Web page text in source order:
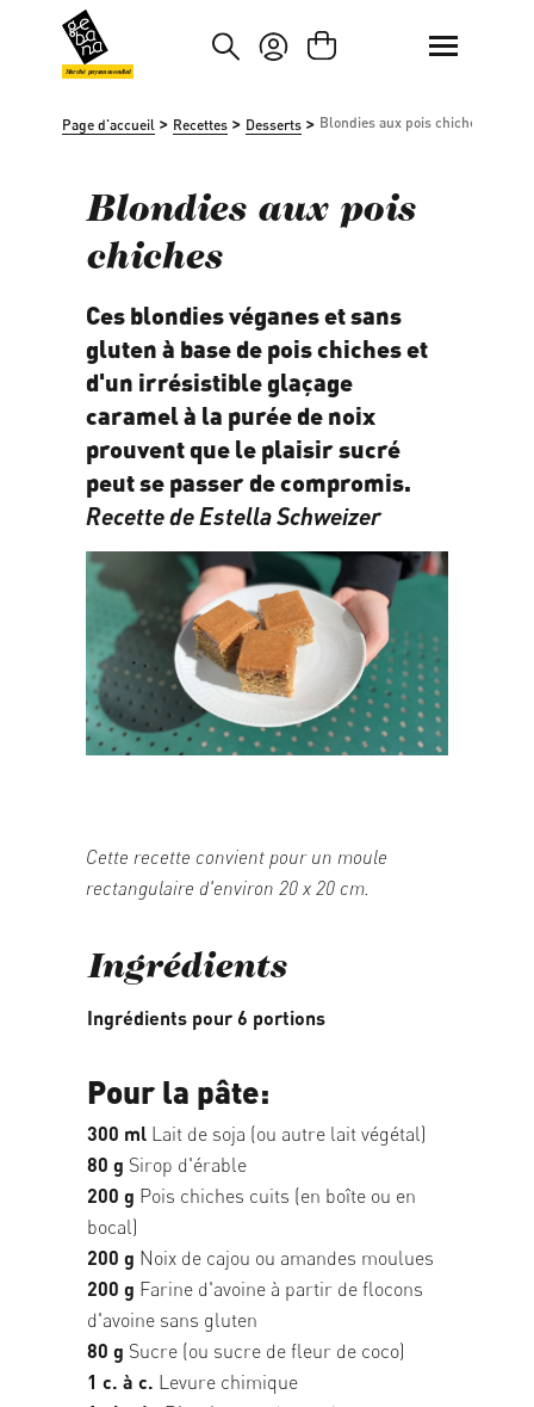
au contenu principal
Passer à la recherche
Marché paysan mondial
Page d'accueil > Recettes > Desserts > Blondies aux pois chiches
Blondies aux pois
chiches
Ces blondies véganes et sans
gluten à base de pois chiches et
d'un irrésistible glaçage
caramel à la purée de noix
prouvent que le plaisir sucré
peut se passer de compromis.
Recette de Estella Schweizer
Cette recette convient pour un moule
rectangulaire d'environ 20 x 20 cm.
Ingrédients
Ingrédients pour 6 portions
Pour la pâte:
300 ml Lait de soja (ou autre lait végétal)
80 g Sirop d'érable
200 g Pois chiches cuits (en boîte ou en
bocal)
200 g Noix de cajou ou amandes moulues
200 g Farine d'avoine à partir de flocons
d'avoine sans gluten
80 g Sucre (ou sucre de fleur de coco)
1 c. à c. Levure chimique